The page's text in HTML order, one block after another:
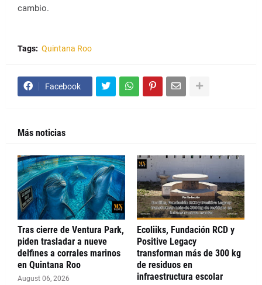
cambio.
Tags: Quintana Roo
Facebook
Más noticias
Tras cierre de Ventura Park,
piden trasladar a nueve
delfines a corrales marinos
en Quintana Roo
August 06, 2026
Ecoliiks, Fundación RCD y
Positive Legacy
transforman más de 300 kg
de residuos en
infraestructura escolar